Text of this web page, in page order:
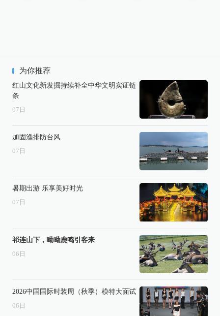
为你推荐
红山文化新发掘持续补全中华文明实证链
条
07 日
加固渔排防台风
07 日
暑期出游 乐享美好时光
07 日
祁连山下，呦呦鹿鸣引客来
06 日
2026中国国际时装周（秋季）模特大面试
06 日